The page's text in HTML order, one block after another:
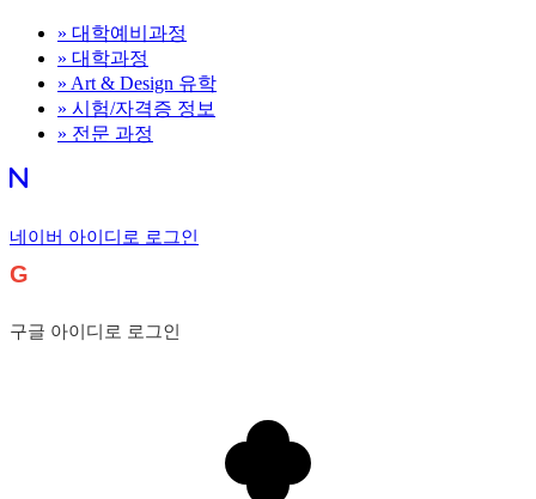
» 대학예비과정
» 대학과정
» Art & Design 유학
» 시험/자격증 정보
» 전문 과정
네이버 아이디로 로그인
G
구글 아이디로 로그인